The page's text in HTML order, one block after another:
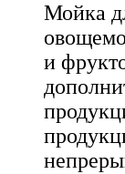
Мойка
и